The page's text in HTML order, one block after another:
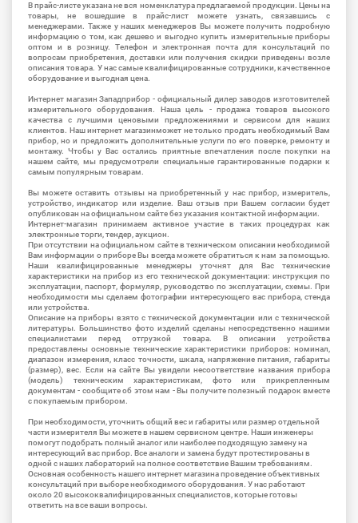
В прайс-листе указана не вся номенклатура предлагаемой продукции. Цены на
товары, не вошедшие в прайс-лист можете узнать, связавшись с
менеджерами. Также у наших менеджеров Вы можете получить подробную
информацию о том, как дешево и выгодно купить измерительные приборы
оптом и в розницу. Телефон и электронная почта для консультаций по
вопросам приобретения, доставки или получения скидки приведены возле
описания товара. У нас самые квалифицированные сотрудники, качественное
оборудование и выгодная цена.
Интернет магазин Западприбор - официальный дилер заводов изготовителей
измерительного оборудования. Наша цель - продажа товаров высокого
качества с лучшими ценовыми предложениями и сервисом для наших
клиентов. Наш интернет магазинможет не только продать необходимый Вам
прибор, но и предложить дополнительные услуги по его поверке, ремонту и
монтажу. Чтобы у Вас остались приятные впечатления после покупки на
нашем сайте, мы предусмотрели специальные гарантированные подарки к
самым популярным товарам.
Вы можете оставить отзывы на приобретенный у нас прибор, измеритель,
устройство, индикатор или изделие. Ваш отзыв при Вашем согласии будет
опубликован на официальном сайте без указания контактной информации.
Интернет-магазин принимаем активное участие в таких процедурах как
электронные торги, тендер, аукцион.
При отсутствии на официальном сайте в техническом описании необходимой
Вам информации о приборе Вы всегда можете обратиться к нам за помощью.
Наши квалифицированные менеджеры уточнят для Вас технические
характеристики на прибор из его технической документации: инструкция по
эксплуатации, паспорт, формуляр, руководство по эксплуатации, схемы. При
необходимости мы сделаем фотографии интересующего вас прибора, стенда
или устройства.
Описание на приборы взято с технической документации или с технической
литературы. Большинство фото изделий сделаны непосредственно нашими
специалистами перед отгрузкой товара. В описании устройства
предоставлены основные технические характеристики приборов: номинал,
диапазон измерения, класс точности, шкала, напряжение питания, габариты
(размер), вес. Если на сайте Вы увидели несоответствие названия прибора
(модель) техническим характеристикам, фото или прикрепленным
документам - сообщите об этом нам - Вы получите полезный подарок вместе
с покупаемым прибором.
При необходимости, уточнить общий вес и габариты или размер отдельной
части измерителя Вы можете в нашем сервисном центре. Наши инженеры
помогут подобрать полный аналог или наиболее подходящую замену на
интересующий вас прибор. Все аналоги и замена будут протестированы в
одной с наших лабораторий на полное соответствие Вашим требованиям.
Основная особенность нашего интернет магазина проведение объективных
консультаций при выборе необходимого оборудования. У нас работают
около 20 высококвалифицированных специалистов, которые готовы
ответить на все ваши вопросы.